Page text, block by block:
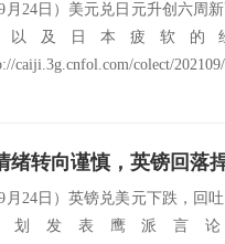
月24日）美元兑日元升创六周
以及日本疲软的
caiji.3g.cnfol.com/colect/
绪转向谨慎，英镑回落
月24日）英镑兑美元下跌，回
划发表鹰派言